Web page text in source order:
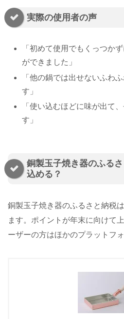
実際の使用者の声
「初めて使用でもくっつか
ができました」
「他の鍋では出せないふわ
す」
「使い込むほどに味が出て
す」
銅製玉子焼き器のふる
込める？
銅製玉子焼き器のふるさと納税は
ます。ポイントが年末に向けて
ーザーの方はほかのプラットフ